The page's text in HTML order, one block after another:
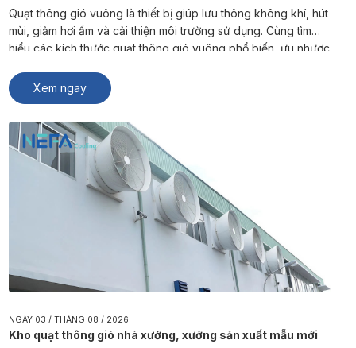
Quạt thông gió vuông là thiết bị giúp lưu thông không khí, hút
mùi, giảm hơi ẩm và cải thiện môi trường sử dụng. Cùng tìm
hiểu các kích thước quạt thông gió vuông phổ biến, ưu nhược
Quạt thông gió vuông là […]
Xem ngay
NGÀY 03 / THÁNG 08 / 2026
Kho quạt thông gió nhà xưởng, xưởng sản xuất mẫu mới